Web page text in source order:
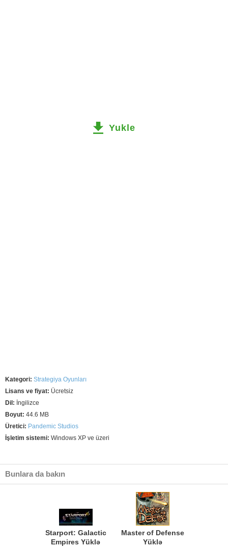
Yukle
Kategori: Strategiya Oyunları
Lisans ve fiyat: Ücretsiz
Dil: İngilizce
Boyut: 44.6 MB
Üretici: Pandemic Studios
İşletim sistemi: Windows XP ve üzeri
Bunlara da bakın
Starport: Galactic
Empires Yüklə
Master of Defense
Yüklə